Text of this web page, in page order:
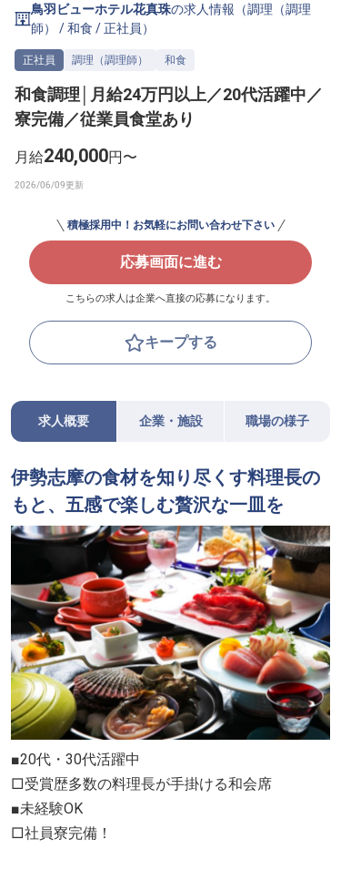
鳥羽ビューホテル花真珠の求人情報（調理（調理
師）
/和食 /正社員 ）
正社員 調理（調理師） 和食
和食調理│月給24万円以上／20代活躍中／
寮完備／従業員食堂あり
月給240,000円〜
積極採用中！お気軽にお問い合わせ下さい
応募画面に進む
こちらの求人は企業へ直接の応募になります。
キープする
求人概要 企業・施設 職場の様子
伊勢志摩の食材を知り尽くす料理長の
もと、五感で楽しむ贅沢な一皿を
■20代・30代活躍中
□受賞歴多数の料理長が手掛ける和会席
■未経験OK
□社員寮完備！